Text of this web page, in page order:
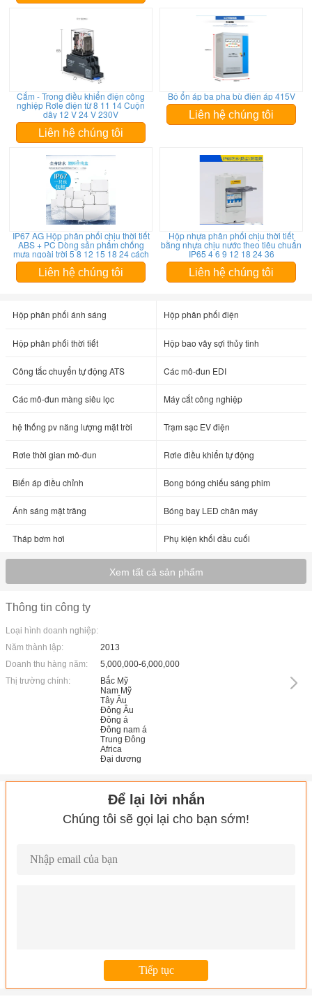
Cắm - Trong điều khiển điện công
nghiệp Rơle điện từ 8 11 14 Cuộn
dây 12 V 24 V 230V
Liên hệ chúng tôi
Bộ ổn áp ba pha bù điện áp 415V
Liên hệ chúng tôi
IP67 AG Hộp phân phối chịu thời tiết
ABS + PC Dòng sản phẩm chống
mưa ngoài trời 5 8 12 15 18 24 cách
Liên hệ chúng tôi
Hộp nhựa phân phối chịu thời tiết
bằng nhựa chịu nước theo tiêu chuẩn
IP65 4 6 9 12 18 24 36
Liên hệ chúng tôi
Hộp phân phối ánh sáng Hộp phân phối điện
Hộp phân phối thời tiết Hộp bao vây sợi thủy tinh
Công tắc chuyển tự động ATS Các mô-đun EDI
Các mô-đun màng siêu lọc Máy cắt công nghiệp
hệ thống pv năng lượng mặt trời Trạm sạc EV điện
Rơle thời gian mô-đun Rơle điều khiển tự động
Biến áp điều chỉnh Bong bóng chiếu sáng phim
Ánh sáng mặt trăng Bóng bay LED chân máy
Tháp bơm hơi Phụ kiện khối đầu cuối
Xem tất cả sản phẩm
Thông tin công ty
Loại hình doanh nghiệp:
Năm thành lập:
2013
Doanh thu hàng năm:
5,000,000-6,000,000
Thị trường chính:
Bắc Mỹ
Nam Mỹ
Tây Âu
Đông Âu
Đông á
Đông nam á
Trung Đông
Africa
Đại dương
Để lại lời nhắn
Chúng tôi sẽ gọi lại cho bạn sớm!